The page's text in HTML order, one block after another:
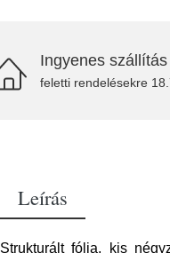
Ingyenes szállítás
feletti rendelésekre
Leírás
Strukturált fólia, kis